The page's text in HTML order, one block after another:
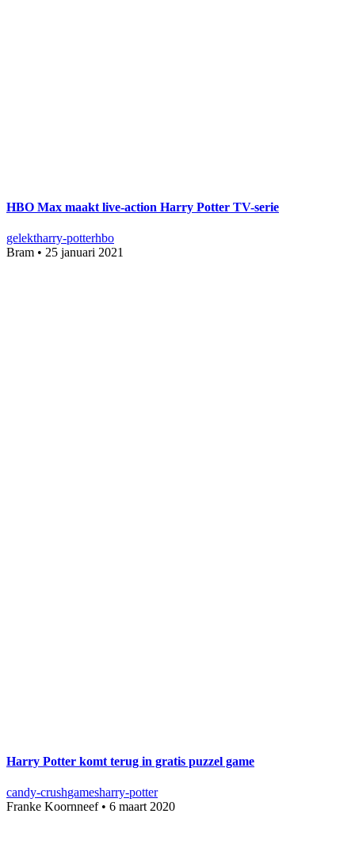
HBO Max maakt live-action Harry Potter TV-serie
gelektharry-potterhbo
Bram • 25 januari 2021
Harry Potter komt terug in gratis puzzel game
candy-crushgamesharry-potter
Franke Koornneef• 6 maart 2020